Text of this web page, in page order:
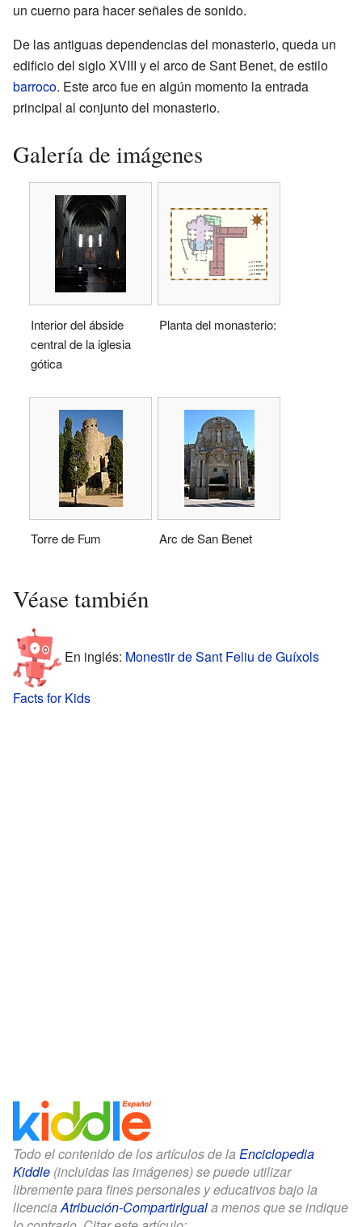
un cuerno para hacer señales de sonido.
De las antiguas dependencias del monasterio, queda un
edificio del siglo XVIII y el arco de Sant Benet, de estilo
barroco. Este arco fue en algún momento la entrada
principal al conjunto del monasterio.
Galería de imágenes
Interior del ábside
central de la iglesia
gótica
Planta del monasterio:
Torre de Fum Arc de San Benet
Véase también
En inglés: Monestir de Sant Feliu de Guíxols
Facts for Kids
Todo el contenido de los artículos de la Enciclopedia
Kiddle (incluidas las imágenes) se puede utilizar
libremente para fines personales y educativos bajo la
licenciaAtribución-CompartirIguala menos que se indique